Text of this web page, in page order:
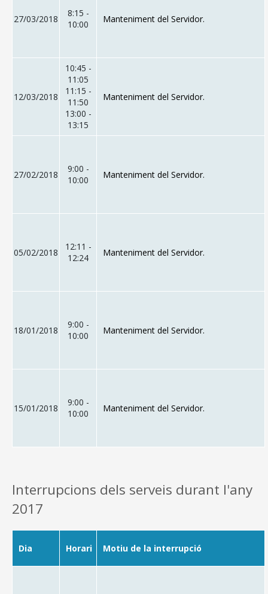
27/03/2018
8:15 -
10:00
Manteniment del Servidor.
12/03/2018
10:45 -
11:05
11:15 -
11:50
13:00 -
13:15
Manteniment del Servidor.
27/02/2018
9:00 -
10:00
Manteniment del Servidor.
05/02/2018
12:11 -
12:24
Manteniment del Servidor.
18/01/2018
9:00 -
10:00
Manteniment del Servidor.
15/01/2018
9:00 -
10:00
Manteniment del Servidor.
Interrupcions dels serveis durant l'any
2017
Dia Horari Motiu de la interrupció